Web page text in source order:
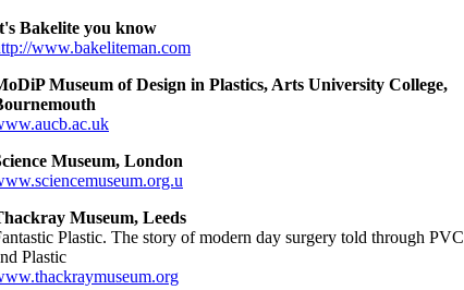
Bakelite you know
www.bakeliteman.com
Museum of Design in Plastics, Arts University College,
Museum, London
Museum, Leeds
Plastic. The story of modern day surgery told through PVC
Plastic